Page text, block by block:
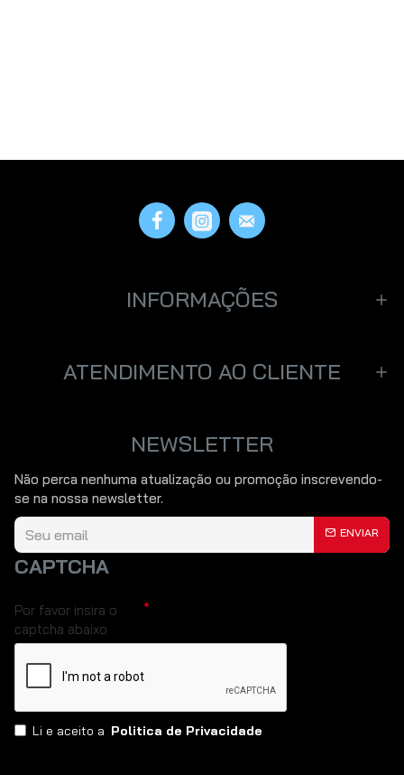
INFORMAÇÕES
ATENDIMENTO AO CLIENTE
NEWSLETTER
Não perca nenhuma atualização ou promoção inscrevendo-
se na nossa newsletter.
ENVIAR
CAPTCHA
Por favor insira o
captcha abaixo
Li e aceito a Politica de Privacidade